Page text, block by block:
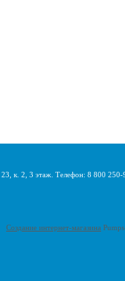
к. 2, 3 этаж. Телефон: 8 800
Создание интернет-магазина